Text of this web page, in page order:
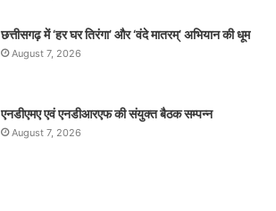
छत्तीसगढ़ में ‘हर घर तिरंगा’ और ‘वंदे मातरम्’ अभियान की धूम
August 7, 2026
एनडीएमए एवं एनडीआरएफ की संयुक्त बैठक सम्पन्न
August 7, 2026